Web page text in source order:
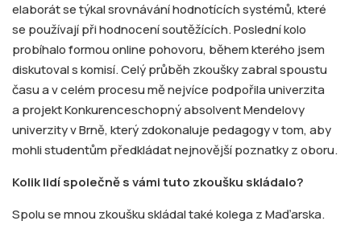
elaborát se týkal srovnávání hodnotících systémů, které
se používají při hodnocení soutěžících. Poslední kolo
probíhalo formou online pohovoru, během kterého jsem
diskutoval s komisí. Celý průběh zkoušky zabral spoustu
času a v celém procesu mě nejvíce podpořila univerzita
a projekt Konkurenceschopný absolvent Mendelovy
univerzity v Brně, který zdokonaluje pedagogy v tom, aby
mohli studentům předkládat nejnovější poznatky z oboru.
Kolik lidí společně s vámi tuto zkoušku skládalo?
Spolu se mnou zkoušku skládal také kolega z Maďarska.